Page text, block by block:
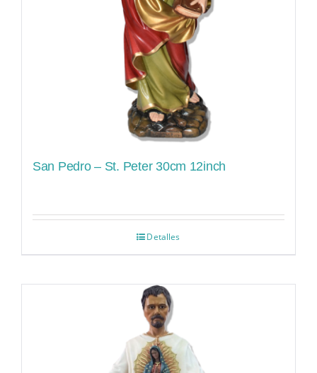
San Pedro – St. Peter 30cm 12inch
Detalles